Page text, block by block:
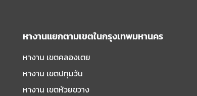
หางานแยกตามเขตในกรุงเทพมหานคร
หางาน เขตคลองเตย
หางาน เขตปทุมวัน
หางาน เขตห้วยขวาง